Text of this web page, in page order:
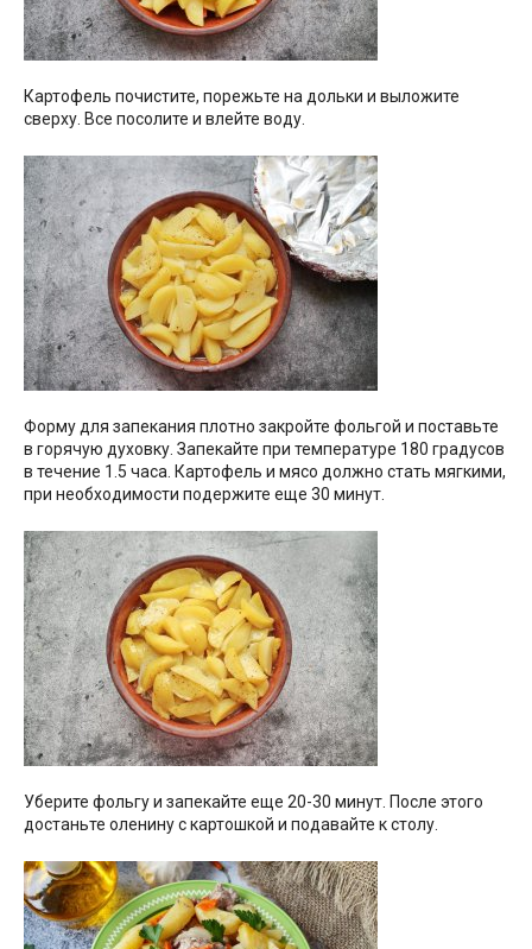
Картофель почистите, порежьте на дольки и выложите
сверху. Все посолите и влейте воду.
Форму для запекания плотно закройте фольгой и поставьте
в горячую духовку. Запекайте при температуре 180 градусов
в течение 1.5 часа. Картофель и мясо должно стать мягкими,
при необходимости подержите еще 30 минут.
Уберите фольгу и запекайте еще 20-30 минут. После этого
достаньте оленину с картошкой и подавайте к столу.